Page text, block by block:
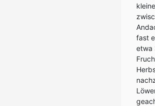
fast
etwa